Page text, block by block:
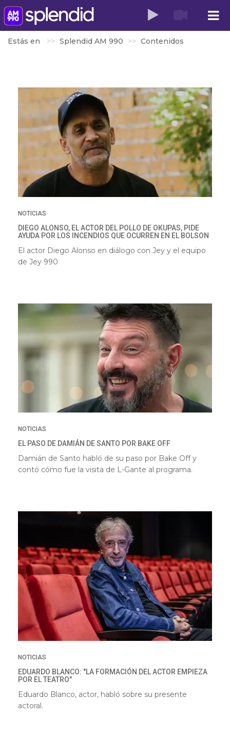
Estás en Splendid AM 990 Contenidos
NOTICIAS
DIEGO ALONSO, EL ACTOR DEL POLLO DE OKUPAS, PIDE
AYUDA POR LOS INCENDIOS QUE OCURREN EN EL BOLSON
El actor Diego Alonso en diálogo con Jey y el equipo
de Jey 990
NOTICIAS
EL PASO DE DAMIÁN DE SANTO POR BAKE OFF
Damián de Santo habló de su paso por Bake Off y
contó cómo fue la visita de L-Gante al programa.
NOTICIAS
EDUARDO BLANCO: "LA FORMACIÓN DEL ACTOR EMPIEZA
POR EL TEATRO"
Eduardo Blanco, actor, habló sobre su presente
actoral.